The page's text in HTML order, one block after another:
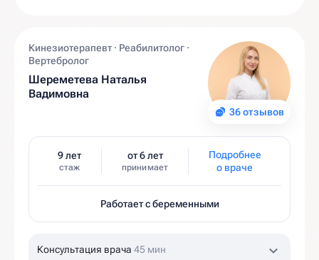
36 отзывов
Кинезиотерапевт · Реабилитолог ·
Вертебролог
Шереметева Наталья
Вадимовна
9 лет
стаж
от 6 лет
принимает
Подробнее
о враче
Работает с беременными
Консультация врача 45 мин